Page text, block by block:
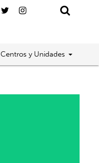
Centros y Unidades